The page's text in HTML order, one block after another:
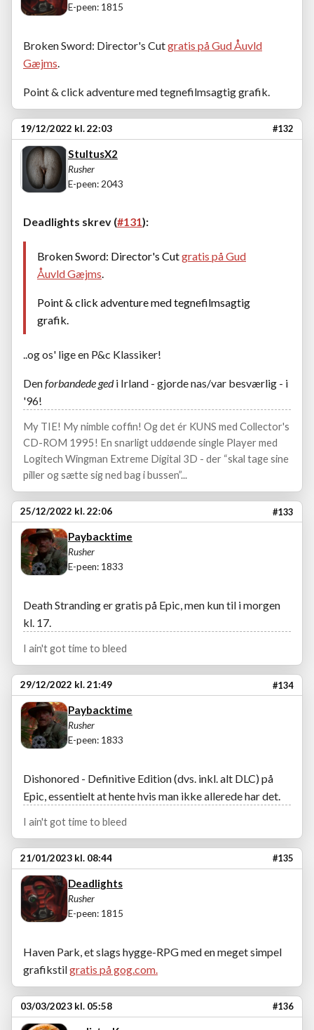
E-peen: 1815
Broken Sword: Director's Cutgratis på Gud Åuvld
Gæjms
Point & click adventure med tegnefilmsagtig grafik.
19/12/2022 kl. 22:03 #132
StultusX2
Rusher
E-peen: 2043
Deadlights skrev (#131):
Broken Sword: Director's Cutgratis på Gud
Åuvld Gæjms.
Point & click adventure med tegnefilmsagtig
grafik.
..og os' lige en P&c Klassiker!
Denforbandede gedi Irland - gjorde nas/var besværlig - i
'96!
My TIE! My nimble coffin! Og det ér KUNS med Collector's
CD-ROM 1995! En snarligt uddøende single Player med
Logitech Wingman Extreme Digital 3D - der “skal tage sine
piller og sætte sig ned bag i bussen”...
25/12/2022 kl. 22:06 #133
Paybacktime
Rusher
E-peen: 1833
Death Stranding er gratis på Epic, men kun til i morgen
kl. 17.
I ain't got time to bleed
29/12/2022 kl. 21:49 #134
Paybacktime
Rusher
E-peen: 1833
Dishonored - Definitive Edition (dvs. inkl. alt DLC) på
Epic, essentielt at hente hvis man ikke allerede har det.
I ain't got time to bleed
21/01/2023 kl. 08:44 #135
Deadlights
Rusher
E-peen: 1815
Haven Park, et slags hygge-RPG med en meget simpel
grafikstilgratis på gog.com.
03/03/2023 kl. 05:58 #136